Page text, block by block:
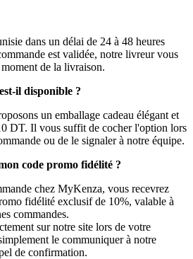
dans un délai de 24 à 48 heures
est validée, notre livreur vous
de la livraison.
il disponible ?
un emballage cadeau élégant et
DT. Il vous suffit de cocher l'option lors
ou de le signaler à notre équipe.
code promo fidélité ?
chez MyKenza, vous recevrez
fidélité exclusif de 10%, valable à
commandes.
sur notre site lors de votre
le communiquer à notre
de confirmation.